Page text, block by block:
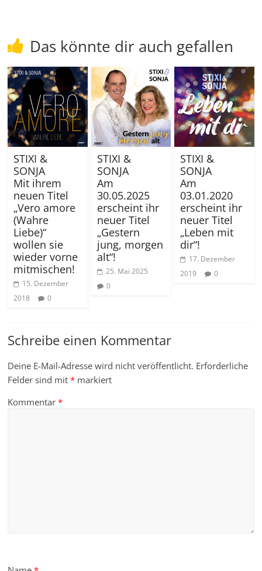
Das könnte dir auch gefallen
STIXI &
SONJA
Mit ihrem
neuen Titel
„Vero amore
(Wahre
Liebe)“
wollen sie
wieder vorne
mitmischen!
15. Dezember
2018
0
STIXI &
SONJA
Am
30.05.2025
erscheint ihr
neuer Titel
„Gestern
jung, morgen
alt“!
25. Mai 2025
0
STIXI &
SONJA
Am
03.01.2020
erscheint ihr
neuer Titel
„Leben mit
dir“!
17. Dezember
2019
0
Schreibe einen Kommentar
Deine E-Mail-Adresse wird nicht veröffentlicht. Erforderliche
Felder sind mit* markiert
Kommentar*